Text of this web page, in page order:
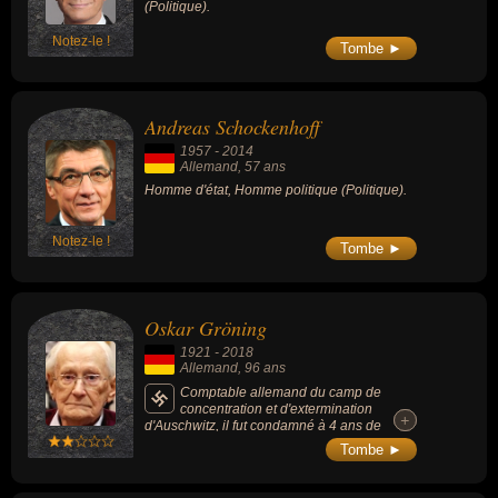
Notez-le !
(Politique).
Tombe ►
Notez-le !
Andreas Schockenhoff
1957 - 2014
Allemand, 57 ans
Homme d'état, Homme politique (Politique).
Tombe ►
Oskar Gröning
1921 - 2018
Allemand, 96 ans
Comptable allemand du camp de
concentration et d'extermination
d'Auschwitz, il fut condamné à 4 ans de
prison pour « complicité » dans le meurtre de
+
+
Tombe ►